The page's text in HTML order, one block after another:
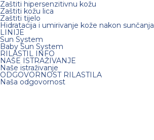
Zaštiti hipersenzitivnu kožu
Zaštiti kožu lica
Zaštiti tijelo
Hidratacija i umirivanje kože nakon sunčanja
LINIJE
Sun System
Baby Sun System
RILASTIL INFO
NAŠE ISTRAŽIVANJE
Naše istraživanje
ODGOVORNOST RILASTILA
Naša odgovornost